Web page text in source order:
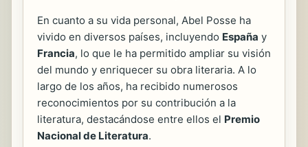
En cuanto a su vida personal, Abel Posse ha
vivido en diversos países, incluyendo España y
Francia, lo que le ha permitido ampliar su visión
del mundo y enriquecer su obra literaria. A lo
largo de los años, ha recibido numerosos
reconocimientos por su contribución a la
literatura, destacándose entre ellos el Premio
Nacional de Literatura.